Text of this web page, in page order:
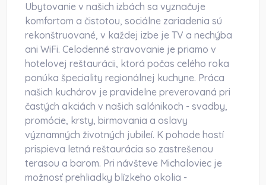
Ubytovanie v našich izbách sa vyznačuje
komfortom a čistotou, sociálne zariadenia sú
rekonštruované, v každej izbe je TV a nechýba
ani WiFi. Celodenné stravovanie je priamo v
hotelovej reštaurácii, ktorá počas celého roka
ponúka špeciality regionálnej kuchyne. Práca
našich kuchárov je pravidelne preverovaná pri
častých akciách v našich salónikoch - svadby,
promócie, krsty, birmovania a oslavy
významných životných jubileí. K pohode hostí
prispieva letná reštaurácia so zastrešenou
terasou a barom. Pri návšteve Michaloviec je
možnosť prehliadky blízkeho okolia -